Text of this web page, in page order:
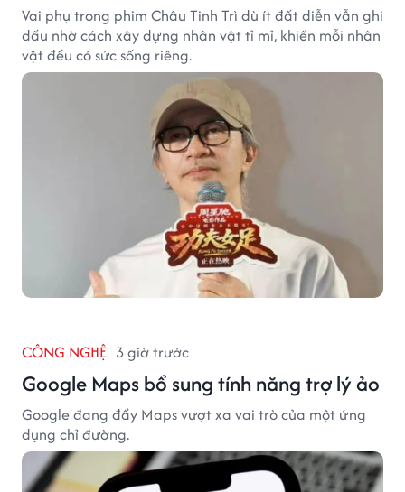
Vai phụ trong phim Châu Tinh Trì dù ít đất diễn vẫn ghi
dấu nhờ cách xây dựng nhân vật tỉ mỉ, khiến mỗi nhân
vật đều có sức sống riêng.
CÔNG NGHỆ 3 giờ trước
Google Maps bổ sung tính năng trợ lý ảo
Google đang đẩy Maps vượt xa vai trò của một ứng
dụng chỉ đường.